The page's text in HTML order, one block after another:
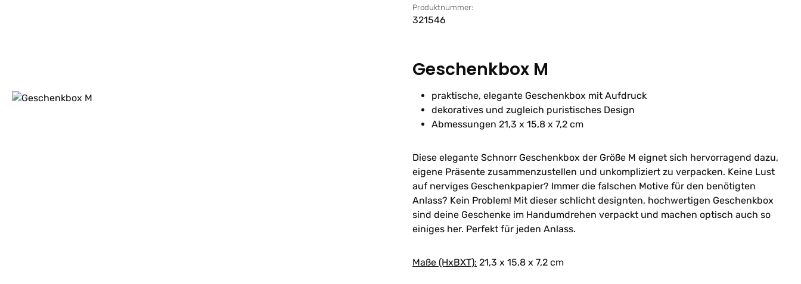
Produktnummer:
321546
Geschenkbox M
praktische, elegante Geschenkbox mit Aufdruck
dekoratives und zugleich puristisches Design
Abmessungen 21,3 x 15,8 x 7,2 cm
Diese elegante Schnorr Geschenkbox der Größe M eignet sich hervorragend dazu,
eigene Präsente zusammenzustellen und unkompliziert zu verpacken. Keine Lust
auf nerviges Geschenkpapier? Immer die falschen Motive für den benötigten
Anlass? Kein Problem! Mit dieser schlicht designten, hochwertigen Geschenkbox
sind deine Geschenke im Handumdrehen verpackt und machen optisch auch so
einiges her. Perfekt für jeden Anlass.
Maße (HxBXT): 21,3 x 15,8 x 7,2 cm